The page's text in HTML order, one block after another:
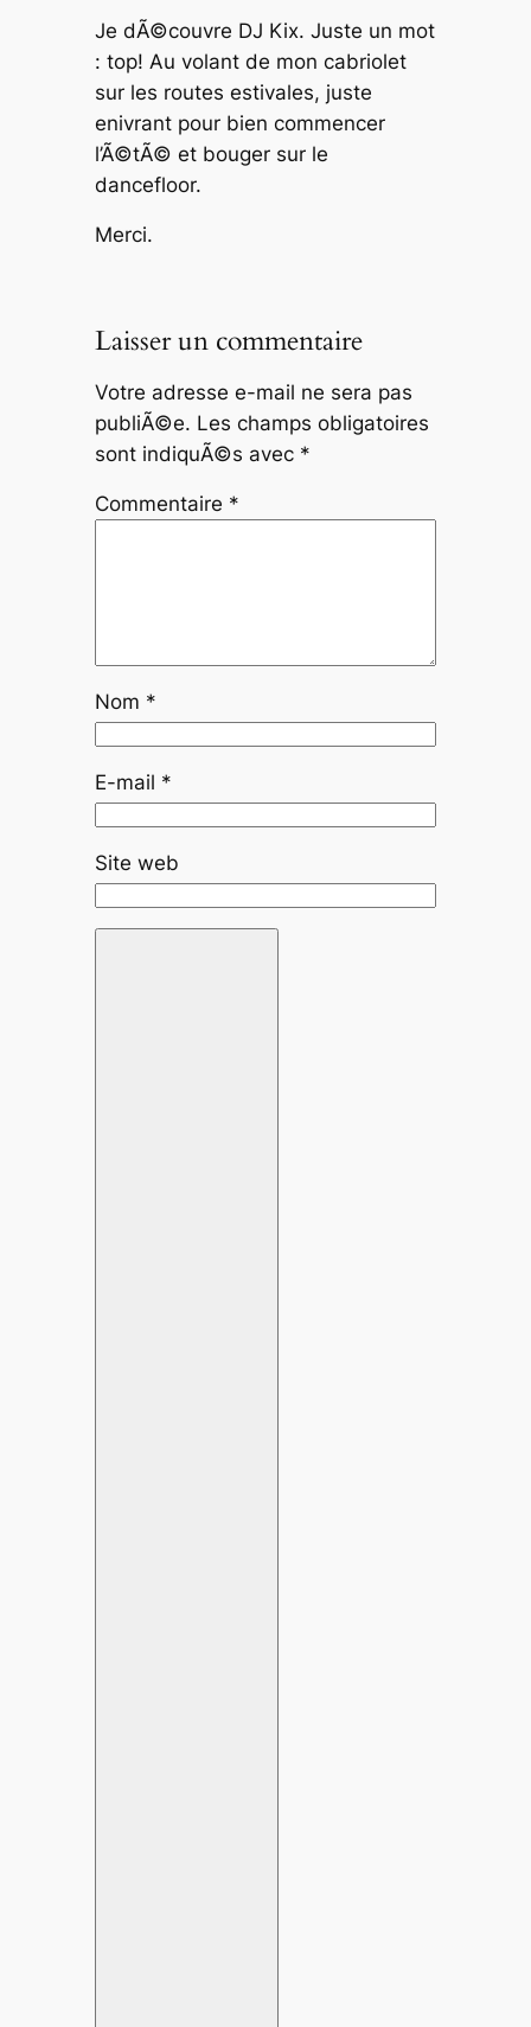
Je dÃ©couvre DJ Kix. Juste un mot
: top! Au volant de mon cabriolet
sur les routes estivales, juste
enivrant pour bien commencer
l’Ã©tÃ© et bouger sur le
dancefloor.
Merci.
Laisser un commentaire
Votre adresse e-mail ne sera pas
publiÃ©e. Les champs obligatoires
sont indiquÃ©s avec *
Commentaire *
Nom *
E-mail *
Site web